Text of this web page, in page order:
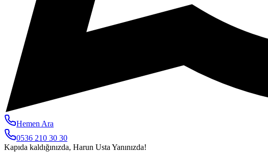
Hemen Ara
0536 210 30 30
Kapıda kaldığınızda, Harun Usta Yanınızda!